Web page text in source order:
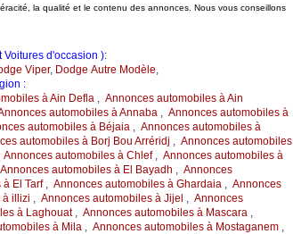
la qualité et le contenu des annonces. Nous vous conseillons
d'occasion ):
Viper, Dodge Autre Modèle,
:
à Ain Defla, Annonces automobiles à Ain
automobiles à Annaba, Annonces automobiles à
automobiles à Béjaia, Annonces automobiles à
automobiles à Borj Bou Arréridj , Annonces automobiles
Annonces automobiles à Chlef, Annonces automobiles à
Annonces automobiles à El Bayadh , Annonces
El Tarf, Annonces automobiles à Ghardaia, Annonces
à illizi , Annonces automobiles à Jijel , Annonces
à Laghouat, Annonces automobiles à Mascara,
à Mila, Annonces automobiles à Mostaganem,